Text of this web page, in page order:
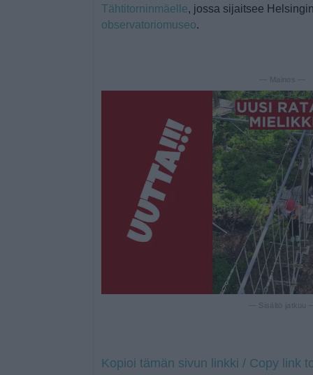
Tähtitorninmäelle, jossa sijaitsee
observatoriomuseo.
— Mainos —
— Sisältö jatkuu —
Kopioi tämän sivun linkki / Copy link